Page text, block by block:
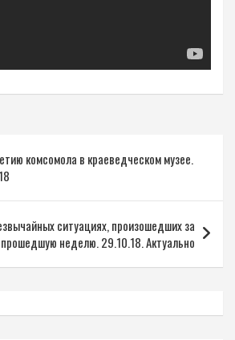
комсомола в краеведческом музее.
ситуациях, произошедших за
прошедшую неделю. 29.10.18. Актуально